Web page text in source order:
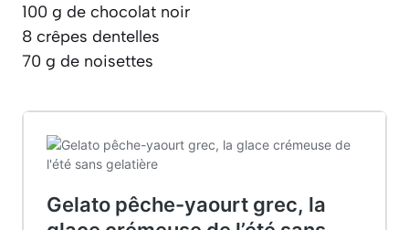
100 g de chocolat noir
8 crêpes dentelles
70 g de noisettes